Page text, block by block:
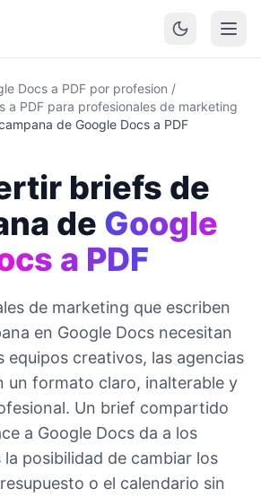
Docs a PDF por profesion /
a PDF para profesionales de marketing
de Google Docs a PDF
briefs de
de Google
a PDF
de marketing que escriben
en Google Docs necesitan
equipos creativos, las agencias
un formato claro, inalterable y
Un brief compartido
a Google Docs da a los
posibilidad de cambiar los
o el calendario sin